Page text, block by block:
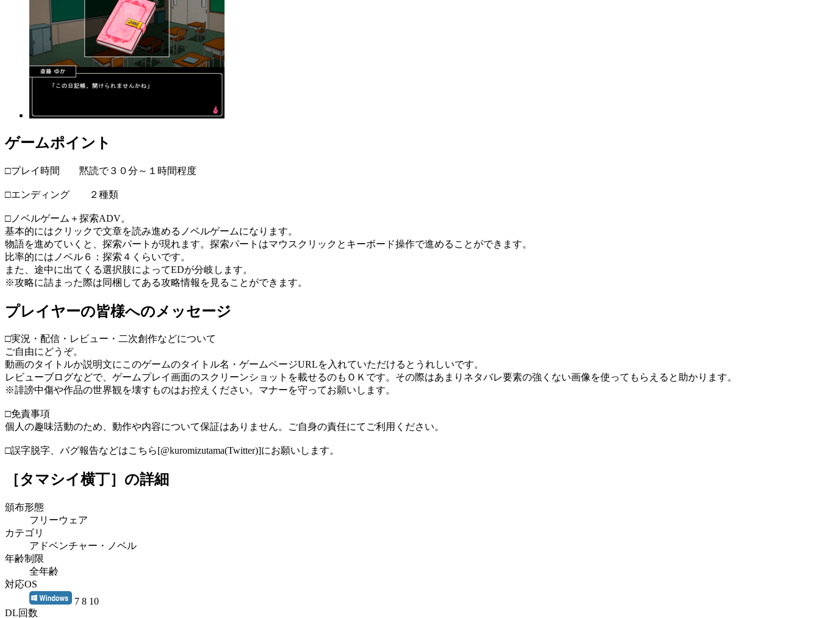
ゲームポイント
□プレイ時間 黙読で３０分～１時間程度
□エンディング ２種類
□ノベルゲーム＋探索ADV。
基本的にはクリックで文章を読み進めるノベルゲームになります。
物語を進めていくと、探索パートが現れます。探索パートはマウスクリックとキーボード操作で進めることができます。
比率的にはノベル６：探索４くらいです。
また、途中に出てくる選択肢によってEDが分岐します。
※攻略に詰まった際は同梱してある攻略情報を見ることができます。
プレイヤーの皆様へのメッセージ
□実況・配信・レビュー・二次創作などについて
ご自由にどうぞ。
動画のタイトルか説明文にこのゲームのタイトル名・ゲームページURLを入れていただけるとうれしいです。
レビューブログなどで、ゲームプレイ画面のスクリーンショットを載せるのもＯＫです。その際はあまりネタバレ要素の強くない画像を使ってもらえると助かります。
※誹謗中傷や作品の世界観を壊すものはお控えください。マナーを守ってお願いします。
□免責事項
個人の趣味活動のため、動作や内容について保証はありません。ご自身の責任にてご利用ください。
□誤字脱字、バグ報告などはこちら[@kuromizutama(Twitter)]にお願いします。
［タマシイ横丁］ の詳細
頒布形態
フリーウェア
カテゴリ
アドベンチャー・ノベル
年齢制限
全年齢
対応OS
7 8 10
DL回数